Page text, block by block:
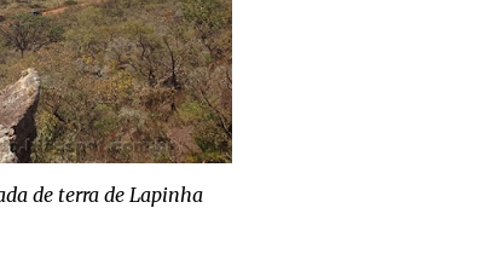
de terra de Lapinha